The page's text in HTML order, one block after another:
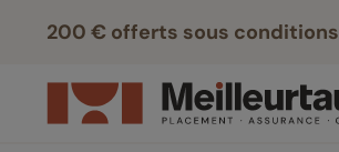
200 € offerts sous conditions